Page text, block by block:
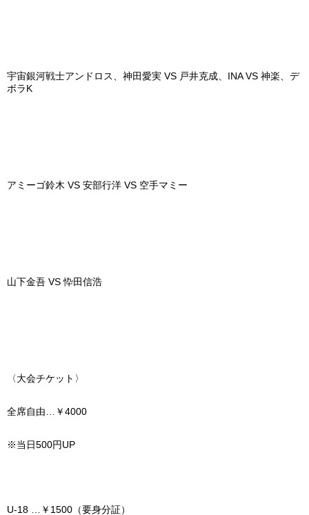
宇宙銀河戦士アンドロス、神田愛実 VS 戸井克成、 INA VS 神楽、デ
ボラK
アミーゴ鈴木 VS 安部行洋 VS 空手マミー
山下金吾 VS忰田信浩
〈大会チケット〉
全席自由 ￥4000
※当日500円UP
U-18 … ￥ 1500 （要身分証）